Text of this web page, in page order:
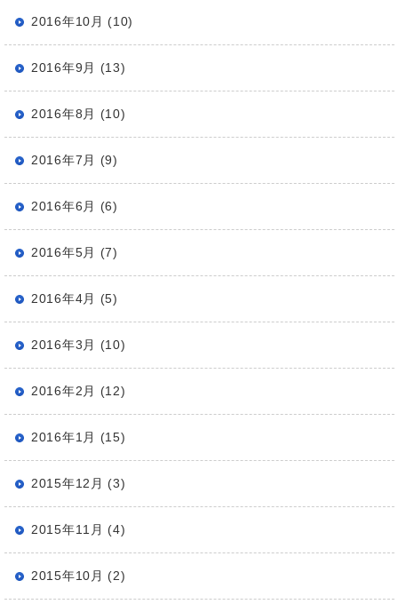
2016年10月 (10)
2016年9月 (13)
2016年8月 (10)
2016年7月 (9)
2016年6月 (6)
2016年5月 (7)
2016年4月 (5)
2016年3月 (10)
2016年2月 (12)
2016年1月 (15)
2015年12月 (3)
2015年11月 (4)
2015年10月 (2)